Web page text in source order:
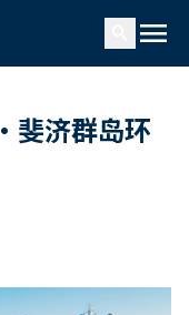
menu
斐济群岛环